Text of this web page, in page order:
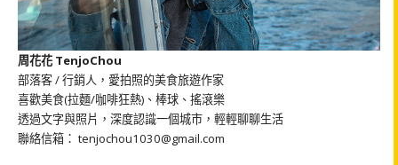
周花花 TenjoChou
部落客 / 行銷人，愛拍照的美食旅遊作家
喜歡美食(拉麵/咖啡狂熱)、棒球、搖滾樂
透過文字與照片，深度認識一個城市，輕輕聊聊生活
聯絡信箱： tenjochou1030@gmail.com